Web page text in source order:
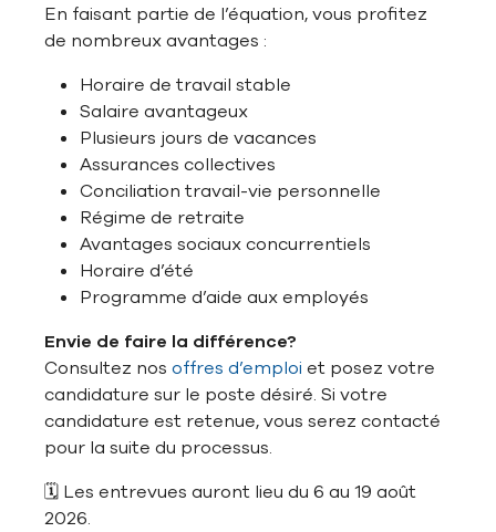
En faisant partie de l’équation, vous profitez
de nombreux avantages :
Horaire de travail stable
Salaire avantageux
Plusieurs jours de vacances
Assurances collectives
Conciliation travail-vie personnelle
Régime de retraite
Avantages sociaux concurrentiels
Horaire d’été
Programme d’aide aux employés
Envie de faire la différence?
Consultez nos offres d’emploi et posez votre
candidature sur le poste désiré. Si votre
candidature est retenue, vous serez contacté
pour la suite du processus.
🗓️ Les entrevues auront lieu du 6 au 19 août
2026.